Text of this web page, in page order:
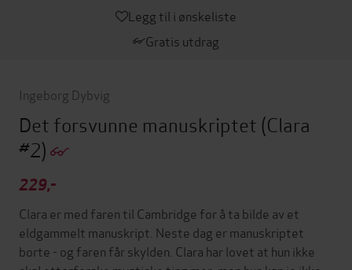
Legg til i ønskeliste
Gratis utdrag
Ingeborg Dybvig
Det forsvunne manuskriptet (Clara
#2)
229,-
Clara er med faren til Cambridge for å ta bilde av et
eldgammelt manuskript. Neste dag er manuskriptet
borte - og faren får skylden. Clara har lovet at hun ikke